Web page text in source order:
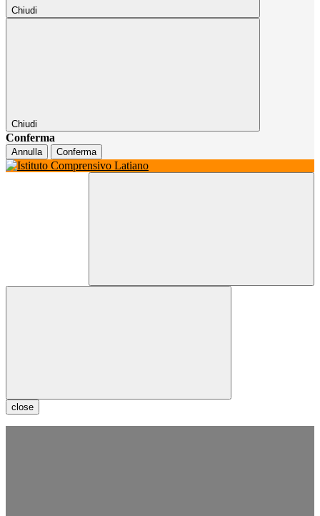
Chiudi
Chiudi
Conferma
Annulla Conferma
close